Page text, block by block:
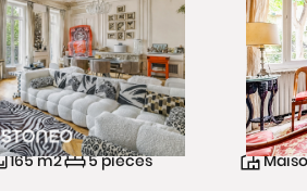
165m2 5pièces